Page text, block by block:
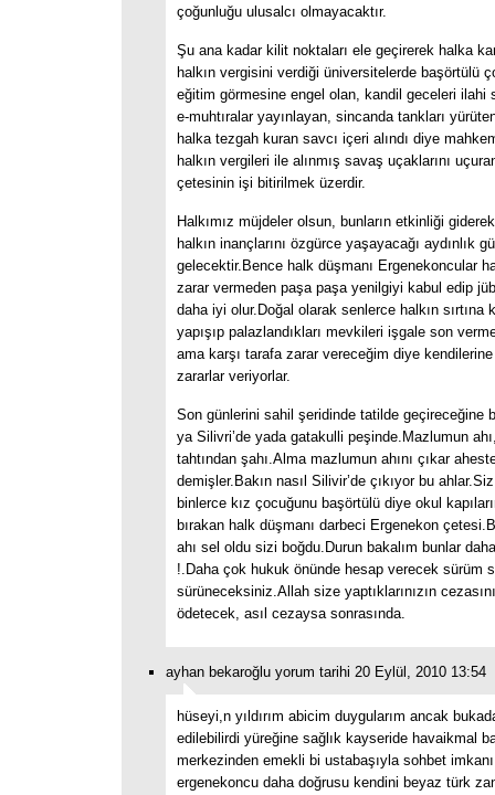
çoğunluğu ulusalcı olmayacaktır.
Şu ana kadar kilit noktaları ele geçirerek halka
halkın vergisini verdiği üniversitelerde başörtülü
eğitim görmesine engel olan, kandil geceleri ilahi
e-muhtıralar yayınlayan, sincanda tankları
halka tezgah kuran savcı içeri alındı diye
halkın vergileri ile alınmış savaş uçaklarını
çetesinin işi bitirilmek üzerdir.
Halkımız müjdeler olsun, bunların etkinliği
halkın inançlarını özgürce yaşayacağı aydınlık
gelecektir.Bence halk düşmanı Ergenekoncular
zarar vermeden paşa paşa yenilgiyi kabul edip
daha iyi olur.Doğal olarak senlerce halkın sırtına
yapışıp palazlandıkları mevkileri işgale son
ama karşı tarafa zarar vereceğim diye
zararlar veriyorlar.
Son günlerini sahil şeridinde tatilde geçireceğine
ya Silivri’de yada gatakulli peşinde.Mazlumun
tahtından şahı.Alma mazlumun ahını çıkar
demişler.Bakın nasıl Silivir’de çıkıyor bu
binlerce kız çocuğunu başörtülü diye okul
bırakan halk düşmanı darbeci Ergenekon
ahı sel oldu sizi boğdu.Durun bakalım bunlar
!.Daha çok hukuk önünde hesap verecek sürüm
sürüneceksiniz.Allah size yaptıklarınızın
ödetecek, asıl cezaysa sonrasında.
ayhan bekaroğlu yorum tarihi 20 Eylül, 2010 13:54
hüseyi,n yıldırım abicim duygularım ancak
edilebilirdi yüreğine sağlık kayseride havaikmal
merkezinden emekli bi ustabaşıyla sohbet
ergenekoncu daha doğrusu kendini beyaz türk